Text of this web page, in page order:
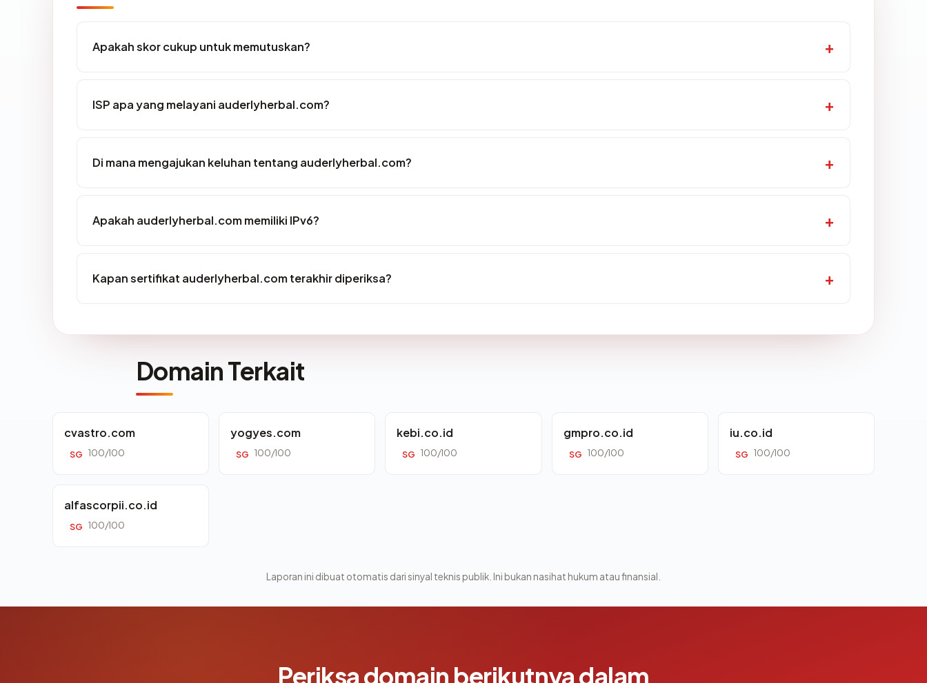
Apakah skor cukup untuk memutuskan?
ISP apa yang melayani auderlyherbal.com?
Di mana mengajukan keluhan tentang auderlyherbal.com?
Apakah auderlyherbal.com memiliki IPv6?
Kapan sertifikat auderlyherbal.com terakhir diperiksa?
Domain Terkait
cvastro.com
SG 100/100
yogyes.com
SG 100/100
kebi.co.id
SG 100/100
gmpro.co.id
SG 100/100
iu.co.id
SG 100/100
alfascorpii.co.id
SG 100/100
Laporan ini dibuat otomatis dari sinyal teknis publik. Ini bukan nasihat hukum atau finansial.
Periksa domain berikutnya dalam